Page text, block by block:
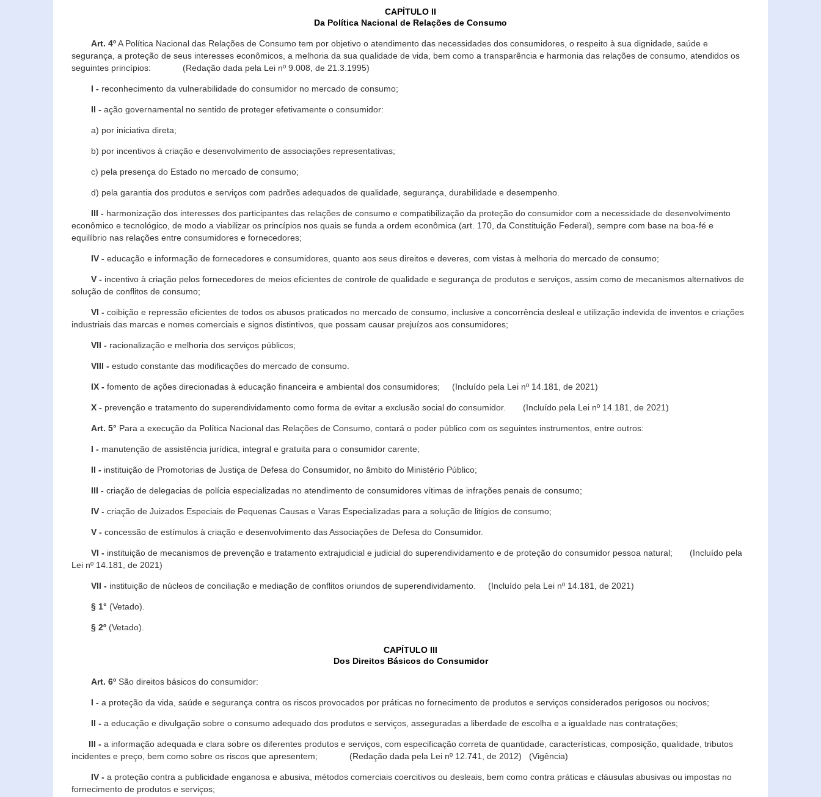
CAPÍTULO II
Da Política Nacional de Relações de Consumo
Art. 4ºA Política Nacional das Relações de Consumo tem por objetivo o atendimento das necessidades dos consumidores, o respeito à sua dignidade, saúde e
segurança, a proteção de seus interesses econômicos, a melhoria da sua qualidade de vida, bem como a transparência e harmonia das relações de consumo, atendidos os
seguintes princípios: (Redação dada pela Lei nº 9.008, de 21.3.1995)
I - reconhecimento da vulnerabilidade do consumidor no mercado de consumo;
II - ação governamental no sentido de proteger efetivamente o consumidor:
a) por iniciativa direta;
b) por incentivos à criação e desenvolvimento de associações representativas;
c) pela presença do Estado no mercado de consumo;
d) pela garantia dos produtos e serviços com padrões adequados de qualidade, segurança, durabilidade e desempenho.
III - harmonização dos interesses dos participantes das relações de consumo e compatibilização da proteção do consumidor com a necessidade de desenvolvimento
econômico e tecnológico, de modo a viabilizar os princípios nos quais se funda a ordem econômica (art. 170, da Constituição Federal), sempre com base na boa-fé e
equilíbrio nas relações entre consumidores e fornecedores;
IV - educação e informação de fornecedores e consumidores, quanto aos seus direitos e deveres, com vistas à melhoria do mercado de consumo;
V - incentivo à criação pelos fornecedores de meios eficientes de controle de qualidade e segurança de produtos e serviços, assim como de mecanismos alternativos de
solução de conflitos de consumo;
VI - coibição e repressão eficientes de todos os abusos praticados no mercado de consumo, inclusive a concorrência desleal e utilização indevida de inventos e criações
industriais das marcas e nomes comerciais e signos distintivos, que possam causar prejuízos aos consumidores;
VII - racionalização e melhoria dos serviços públicos;
VIII - estudo constante das modificações do mercado de consumo.
IX - fomento de ações direcionadas à educação financeira e ambiental dos consumidores; (Incluído pela Lei nº 14.181, de 2021)
X - prevenção e tratamento do superendividamento como forma de evitar a exclusão social do consumidor. (Incluído pela Lei nº 14.181, de 2021)
Art. 5° Para a execução da Política Nacional das Relações de Consumo, contará o poder público com os seguintes instrumentos, entre outros:
I - manutenção de assistência jurídica, integral e gratuita para o consumidor carente;
II - instituição de Promotorias de Justiça de Defesa do Consumidor, no âmbito do Ministério Público;
III - criação de delegacias de polícia especializadas no atendimento de consumidores vítimas de infrações penais de consumo;
IV - criação de Juizados Especiais de Pequenas Causas e Varas Especializadas para a solução de litígios de consumo;
V - concessão de estímulos à criação e desenvolvimento das Associações de Defesa do Consumidor.
VI - instituição de mecanismos de prevenção e tratamento extrajudicial e judicial do superendividamento e de proteção do consumidor pessoa natural; (Incluído pela
Lei nº 14.181, de 2021)
VII - instituição de núcleos de conciliação e mediação de conflitos oriundos de superendividamento. (Incluído pela Lei nº 14.181, de 2021)
§ 1° (Vetado).
§ 2º (Vetado).
CAPÍTULO III
Dos Direitos Básicos do Consumidor
Art. 6º São direitos básicos do consumidor:
I - a proteção da vida, saúde e segurança contra os riscos provocados por práticas no fornecimento de produtos e serviços considerados perigosos ou nocivos;
II - a educação e divulgação sobre o consumo adequado dos produtos e serviços, asseguradas a liberdade de escolha e a igualdade nas contratações;
III - a informação adequada e clara sobre os diferentes produtos e serviços, com especificação correta de quantidade, características, composição, qualidade, tributos
incidentes e preço, bem como sobre os riscos que apresentem; (Redação dada pela Lei nº 12.741, de 2012) (Vigência)
IV - a proteção contra a publicidade enganosa e abusiva, métodos comerciais coercitivos ou desleais, bem como contra práticas e cláusulas abusivas ou impostas no
fornecimento de produtos e serviços;